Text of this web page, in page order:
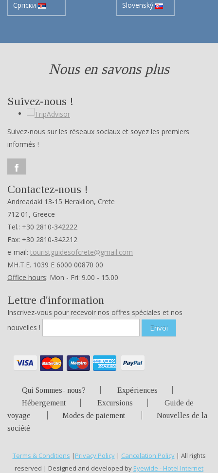
Cрпски Slovenský
Nous en savons plus
Suivez-nous !
Suivez-nous sur les réseaux sociaux et soyez les premiers
informés !
Contactez-nous !
Andreadaki 13-15 Heraklion, Crete
712 01, Greece
Tel.: +30 2810-342222
Fax: +30 2810-342212
e-mail: touristguidesofcrete@gmail.com
ΜΗ.Τ.Ε. 1039 Ε 6000 00870 00
Office hours: Mon - Fri: 9.00 - 15.00
Lettre d'information
Inscrivez-vous pour recevoir nos offres spéciales et nos
nouvelles !
Envoi
Qui Sommes- nous?
Expériences
Hébergement
Excursions
Guide de
voyage
Modes de paiement
Nouvelles de la
société
Terms & Conditions | Privacy Policy| Cancelation Policy| All rights
reserved | Designed and developed by Eyewide - Hotel Internet